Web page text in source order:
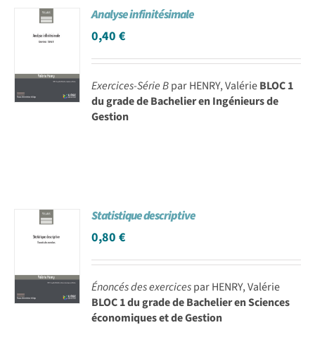
Achat en ligne
Panier WooCommerce
Analyse infinitésimale
0,40€
Exercices-Série Bpar HENRY, ValérieBLOC 1
du grade de Bachelier en Ingénieurs de
Gestion
Statistique descriptive
0,80€
Énoncés des exercicespar HENRY, Valérie
BLOC 1 du grade de Bachelier en Sciences
économiques et de Gestion